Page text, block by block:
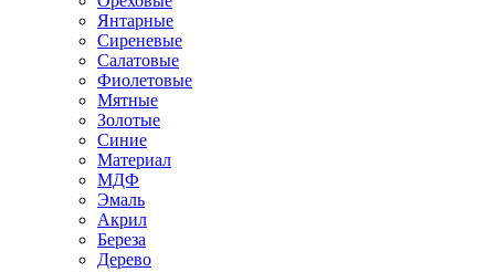
Янтарные
Сиреневые
Салатовые
Фиолетовые
Мятные
Золотые
Синие
Материал
МДФ
Эмаль
Акрил
Береза
Дерево